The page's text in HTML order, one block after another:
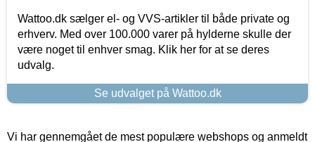
Wattoo.dk sælger el- og VVS-artikler til både private og
erhverv. Med over 100.000 varer på hylderne skulle der
være noget til enhver smag. Klik her for at se deres
udvalg.
Se udvalget på Wattoo.dk
Vi har gennemgået de mest populære webshops og anmeldt